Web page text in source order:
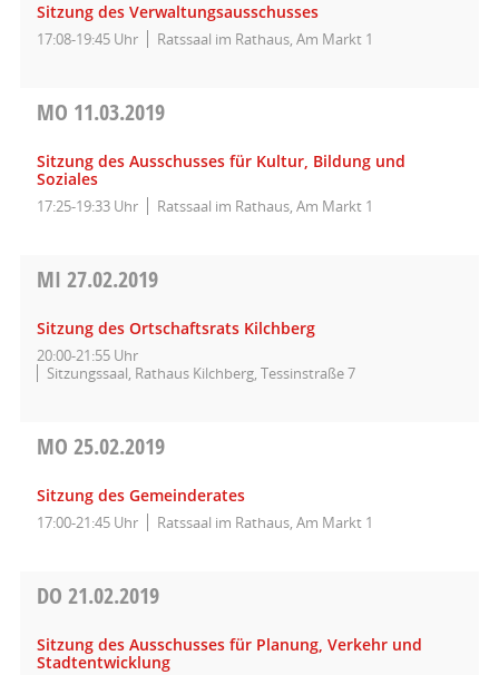
Sitzung des Verwaltungsausschusses
17:08-19:45 Uhr Ratssaal im Rathaus, Am Markt 1
MO 11.03.2019
Sitzung des Ausschusses für Kultur, Bildung und
Soziales
17:25-19:33 Uhr Ratssaal im Rathaus, Am Markt 1
MI 27.02.2019
Sitzung des Ortschaftsrats Kilchberg
20:00-21:55 Uhr
Sitzungssaal, Rathaus Kilchberg, Tessinstraße 7
MO 25.02.2019
Sitzung des Gemeinderates
17:00-21:45 Uhr Ratssaal im Rathaus, Am Markt 1
DO 21.02.2019
Sitzung des Ausschusses für Planung, Verkehr und
Stadtentwicklung